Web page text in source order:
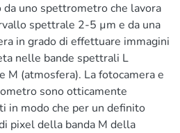
uno spettrometro che lavora
spettrale 2-5 µm e da una
in grado di effettuare immagini
nelle bande spettrali L
M (atmosfera). La fotocamera e
sono otticamente
in modo che per un definito
pixel della banda M della